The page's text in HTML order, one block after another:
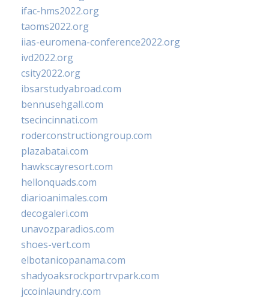
ifac-hms2022.org
taoms2022.org
iias-euromena-conference2022.org
ivd2022.org
csity2022.org
ibsarstudyabroad.com
bennusehgall.com
tsecincinnati.com
roderconstructiongroup.com
plazabatai.com
hawkscayresort.com
hellonquads.com
diarioanimales.com
decogaleri.com
unavozparadios.com
shoes-vert.com
elbotanicopanama.com
shadyoaksrockportrvpark.com
jccoinlaundry.com